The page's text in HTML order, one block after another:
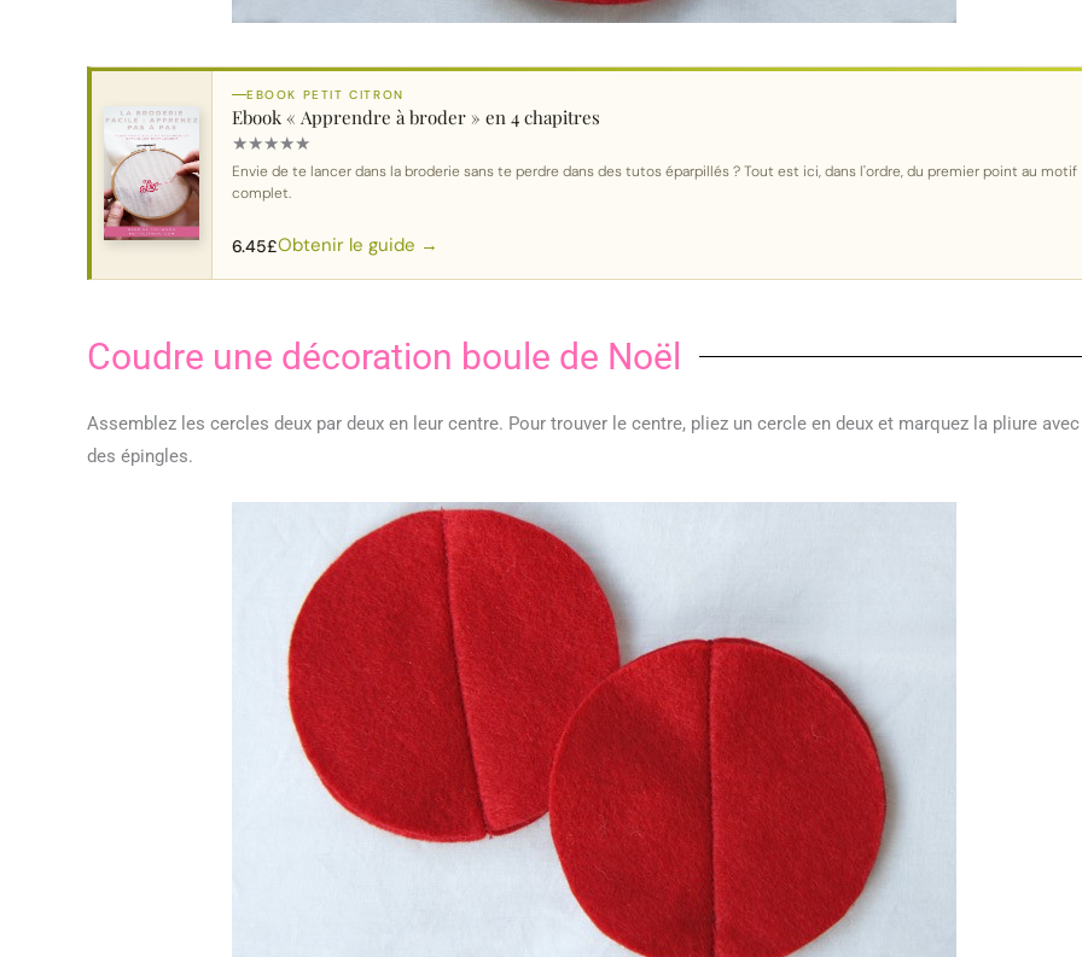
EBOOK PETIT CITRON
Ebook « Apprendre à broder » en 4 chapitres
★★★★★
Envie de te lancer dans la broderie sans te perdre dans des tutos éparpillés ? Tout est ici, dans l'ordre, du premier point au motif
complet.
6.45£Obtenir le guide →
Coudre une décoration boule de Noël
Assemblez les cercles deux par deux en leur centre. Pour trouver le centre, pliez un cercle en deux et marquez la pliure avec
des épingles.